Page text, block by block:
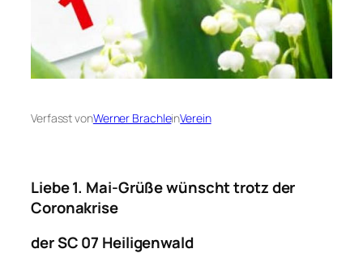
Verfasst vonWerner BrachleinVerein
Liebe 1. Mai-Grüße wünscht trotz der
Coronakrise
der SC 07 Heiligenwald